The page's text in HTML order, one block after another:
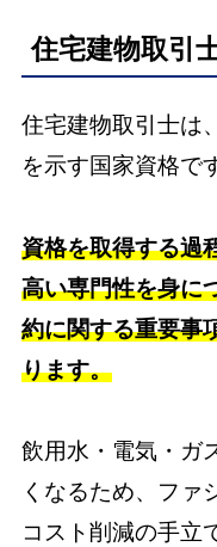
住宅建物取引
住宅建物取引士は
を示す国家資格で
資格を取得する過
高い専門性を身に
約に関する重要事
ります。
飲用水・電気・ガ
くなるため、ファ
コスト削減の手立